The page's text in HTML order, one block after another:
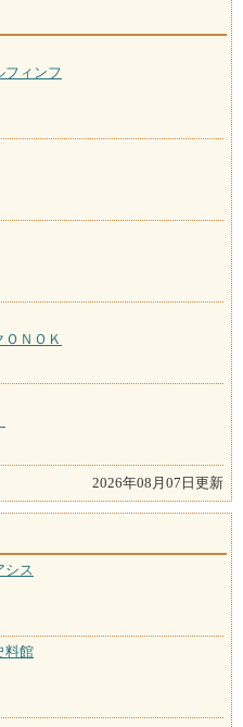
泉で、公共施設「東浦サンパー
設
フィンフ
ＮＯＫ
2026年08月07日更新
シス
料館